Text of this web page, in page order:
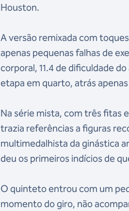
Houston.
A versão remixada com
apenas pequenas falhas de
corporal, 11.4 de dificuldade
etapa em quarto, atrás apenas
Na série mista, com três fitas
trazia referências a figuras
multimedalhista da ginástica
deu os primeiros indícios de
O quinteto entrou com um
momento do giro, não